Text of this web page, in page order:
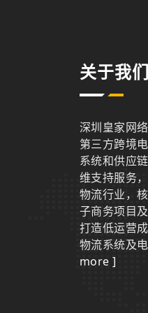
关于我们
深圳皇家网
第三方跨境
系统和供应
维支持服务
物流行业，
子商务项目
打造低运营
物流系统及
more ]